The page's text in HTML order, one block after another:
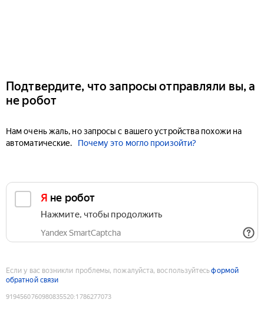
Подтвердите, что запросы отправляли вы, а
не робот
Нам очень жаль, но запросы с вашего устройства похожи на
автоматические.
Почему это могло произойти?
Я не робот
Нажмите, чтобы продолжить
Yandex SmartCaptcha
Если у вас возникли проблемы, пожалуйста, воспользуйтесьформой
обратной связи
9194560760980835520:1786277073